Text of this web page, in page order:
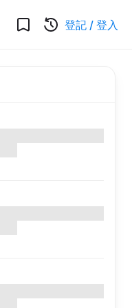
登記 / 登入